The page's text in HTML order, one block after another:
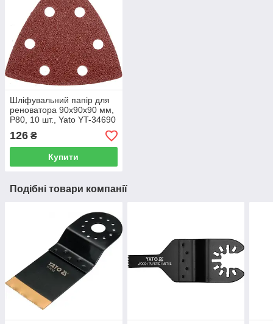
Шліфувальний папір для
реноватора 90х90х90 мм,
P80, 10 шт., Yato YT-34690
126 ₴
Купити
Подібні товари компанії